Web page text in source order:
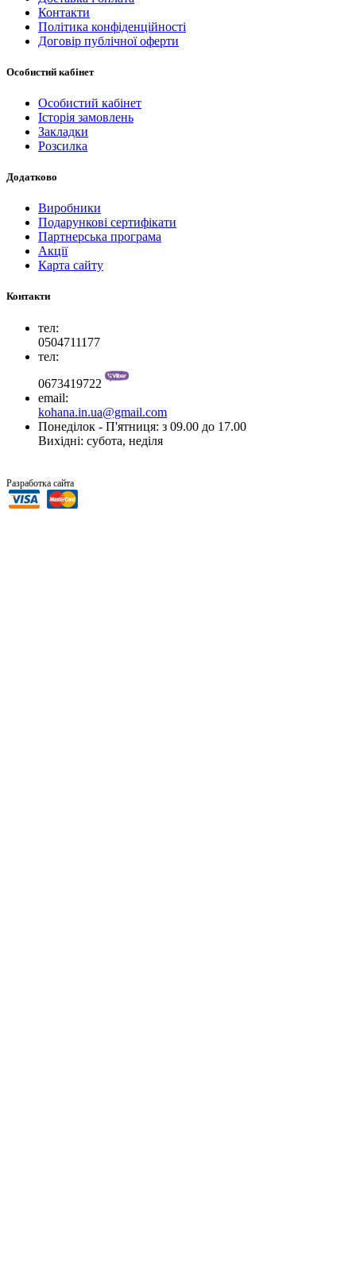
Контакти
Політика конфіденційності
Договір публічної оферти
Особистий кабінет
Особистий кабінет
Історія замовлень
Закладки
Розсилка
Додатково
Виробники
Подарункові сертифікати
Партнерська програма
Акції
Карта сайту
Контакти
тел:
0504711177
тел:
0673419722
email:
kohana.in.ua@gmail.com
Понеділок - П'ятниця: з 09.00 до 17.00
Вихідні: субота, неділя
Разработка сайта